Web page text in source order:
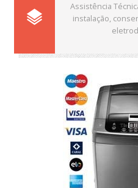
Assistência
instalação,